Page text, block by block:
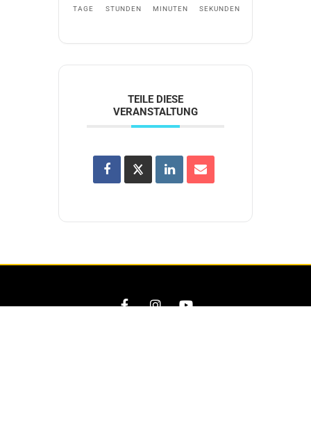
TAGE STUNDEN MINUTEN SEKUNDEN
TEILE DIESE
VERANSTALTUNG